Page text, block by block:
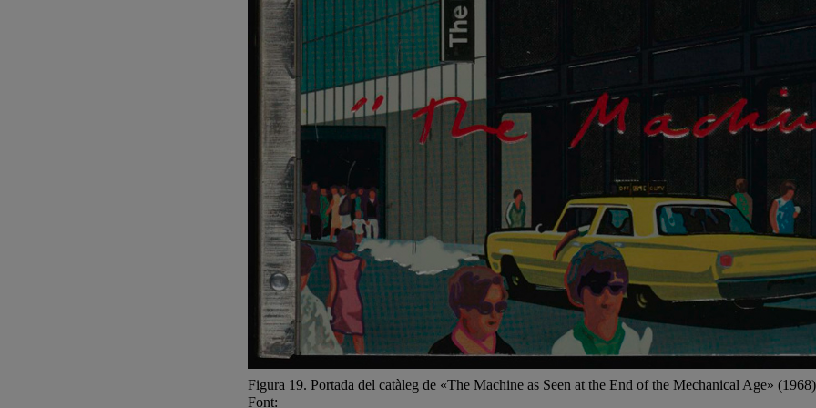
Figura 19. Portada del catàleg de «The Machine as Seen at the End of the Mechanical Age»
Font: